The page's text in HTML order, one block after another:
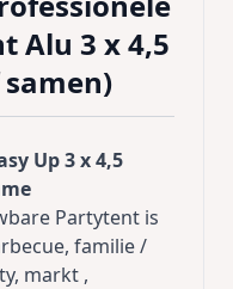
Alu 3 x 4,5
Up 3 x 4,5
Partytent is
familie /
markt ,